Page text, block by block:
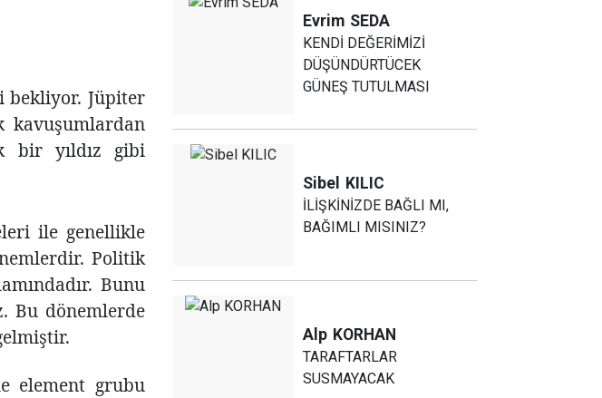
bekliyor. Jüpiter
kavuşumlardan
bir yıldız gibi
ile genellikle
Politik
Bunu
Bu dönemlerde
element grubu
Evrim SEDA
KENDİ DEĞERİMİZİ
DÜŞÜNDÜRTÜCEK
GÜNEŞ TUTULMASI
Sibel KILIC
İLİŞKİNİZDE BAĞLI MI,
BAĞIMLI MISINIZ?
Alp KORHAN
TARAFTARLAR
SUSMAYACAK